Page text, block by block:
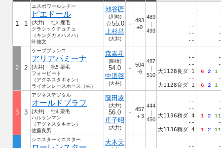
1 1
エスポワールシチー
ピエドール
[大井] 牡3 鹿毛
クラシックチュチュ
（キングカメハメハ）
叶徳文
池谷匠
(川崎)
☆55.0
上杉昌
(大井)
－
493
±0
489
｜
493
--
--
--
--
--
2 2
ケープブランコ
アリアパミーナ
[大井] 牝5 栗毛
フォービート
（アグネスタキオン）
ライオンレースホース（株）
森泰斗
(船橋)
54.0
中道啓
(大井)
－
504
-6
487
｜
510
--
--
大1128良ダ 1
--
大1128良ダ 1
6 2 1
6 2 1
3 3
アグネスデジタル
オールドブラフ
[大井] 牡4 栗毛
ハルランマン
（アグネスタキオン）
佐藤良男
藤田凌
(大井)
56.0
庄子昭
(大井)
－
457
＋3
444
｜
450
--
--
大1136稍ダ 4
--
大1136稍ダ 4
1 2 1
1 2 1
シニスターミニスター 大木天
--